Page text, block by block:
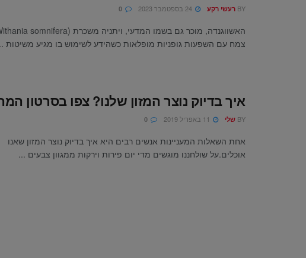
BY רעשי רקע
צמח עם השפעות גופניות מופלאות כשהידע לשימוש בו מגיע משיטות
איך בדיוק נוצר המזון שלנו? צפו בסרטון
BY שלי
אחת השאלות המעניינות אנשים רבים היא איך בדיוק נוצר המזון שאנו
אוכלים.על שולחננו מוגשים מדי יום פירות וירקות ממגוון צבעים ...